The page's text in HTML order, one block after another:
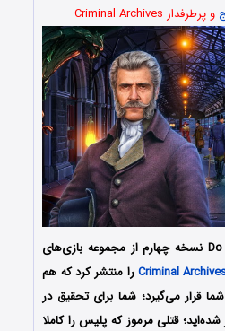
و پرطرفدار Criminal Archives
استودیو بازی‌سازی Do Games نسخه چهارم از مجموعه بازی‌های
Criminalرا منتشر کرد که هم
شما قرار می‌گیرد؛ شما برای تحقیق در
قتلی مرموز که پلیس را کاملا